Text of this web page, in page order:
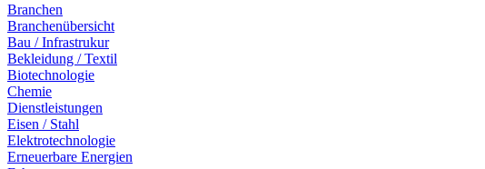
Branchen
Branchenübersicht
Bau / Infrastrukur
Bekleidung / Textil
Biotechnologie
Chemie
Dienstleistungen
Eisen / Stahl
Elektrotechnologie
Erneuerbare Energien